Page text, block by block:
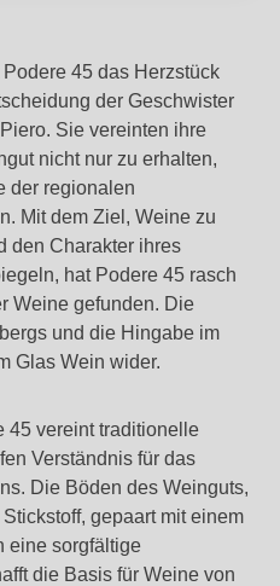
45 das Herzstück
der Geschwister
Sie vereinten ihre
nicht nur zu erhalten,
der regionalen
Mit dem Ziel, Weine zu
den Charakter ihres
hat Podere 45 rasch
Weine gefunden. Die
und die Hingabe im
Glas Wein wider.
45 vereint traditionelle
Verständnis für das
Die Böden des Weinguts,
gepaart mit einem
eine sorgfältige
die Basis für Weine von